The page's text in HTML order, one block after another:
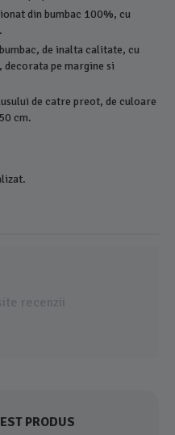
din bumbac 100%, cu
de inalta calitate, cu
decorata pe margine si
de catre preot, de culoare
cm.
recenzii
PRODUS